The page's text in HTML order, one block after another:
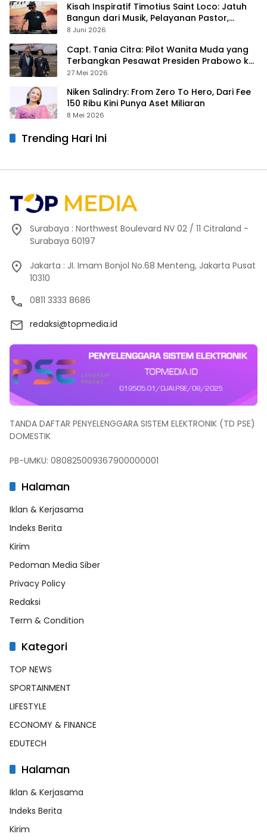
Kisah Inspiratif Timotius Saint Loco: Jatuh
Bangun dari Musik, Pelayanan Pastor,
hingga Gurita Bisnis Sambal Babon
8 Juni 2026
Capt. Tania Citra: Pilot Wanita Muda yang
Terbangkan Pesawat Presiden Prabowo ke
Prancis
27 Mei 2026
Niken Salindry: From Zero To Hero, Dari Fee
150 Ribu Kini Punya Aset Miliaran
8 Mei 2026
Trending Hari Ini
Surabaya : Northwest Boulevard NV 02 / 11 Citraland -
Surabaya 60197
Jakarta : JI. Imam Bonjol No.68 Menteng, Jakarta Pusat
10310
0811 3333 8686
redaksi@topmedia.id
TANDA DAFTAR PENYELENGGARA SISTEM ELEKTRONIK (TD PSE)
DOMESTIK
PB-UMKU: 080825009367900000001
Halaman
Iklan & Kerjasama
Indeks Berita
Kirim
Pedoman Media Siber
Privacy Policy
Redaksi
Term & Condition
Kategori
TOP NEWS
SPORTAINMENT
LIFESTYLE
ECONOMY & FINANCE
EDUTECH
Halaman
Iklan & Kerjasama
Indeks Berita
Kirim